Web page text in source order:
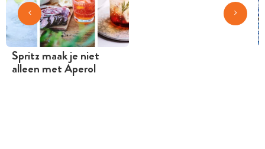
Spritz maak je niet
alleen met Aperol